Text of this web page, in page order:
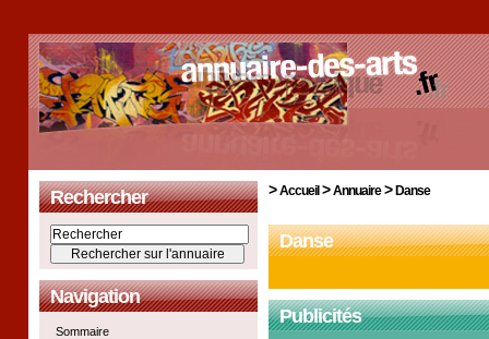
Rechercher
Navigation
Sommaire
>Accueil>Annuaire> Danse
Danse
Publicités